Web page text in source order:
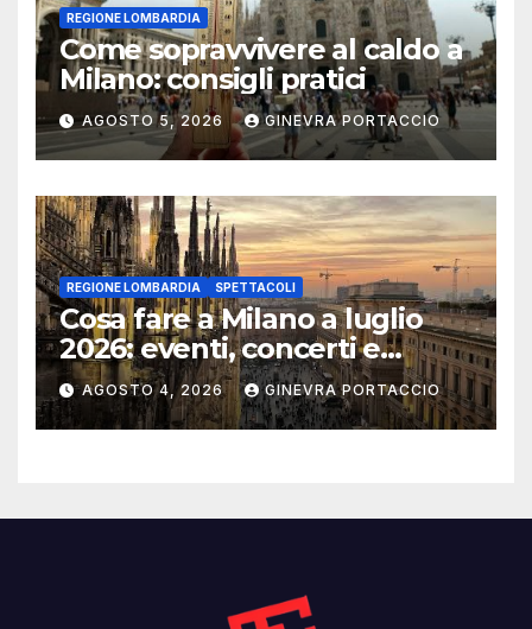
REGIONE LOMBARDIA
Come sopravvivere al caldo a
Milano: consigli pratici
AGOSTO 5, 2026 GINEVRA PORTACCIO
REGIONE LOMBARDIA SPETTACOLI
Cosa fare a Milano a luglio
2026: eventi, concerti e
mostre
AGOSTO 4, 2026 GINEVRA PORTACCIO